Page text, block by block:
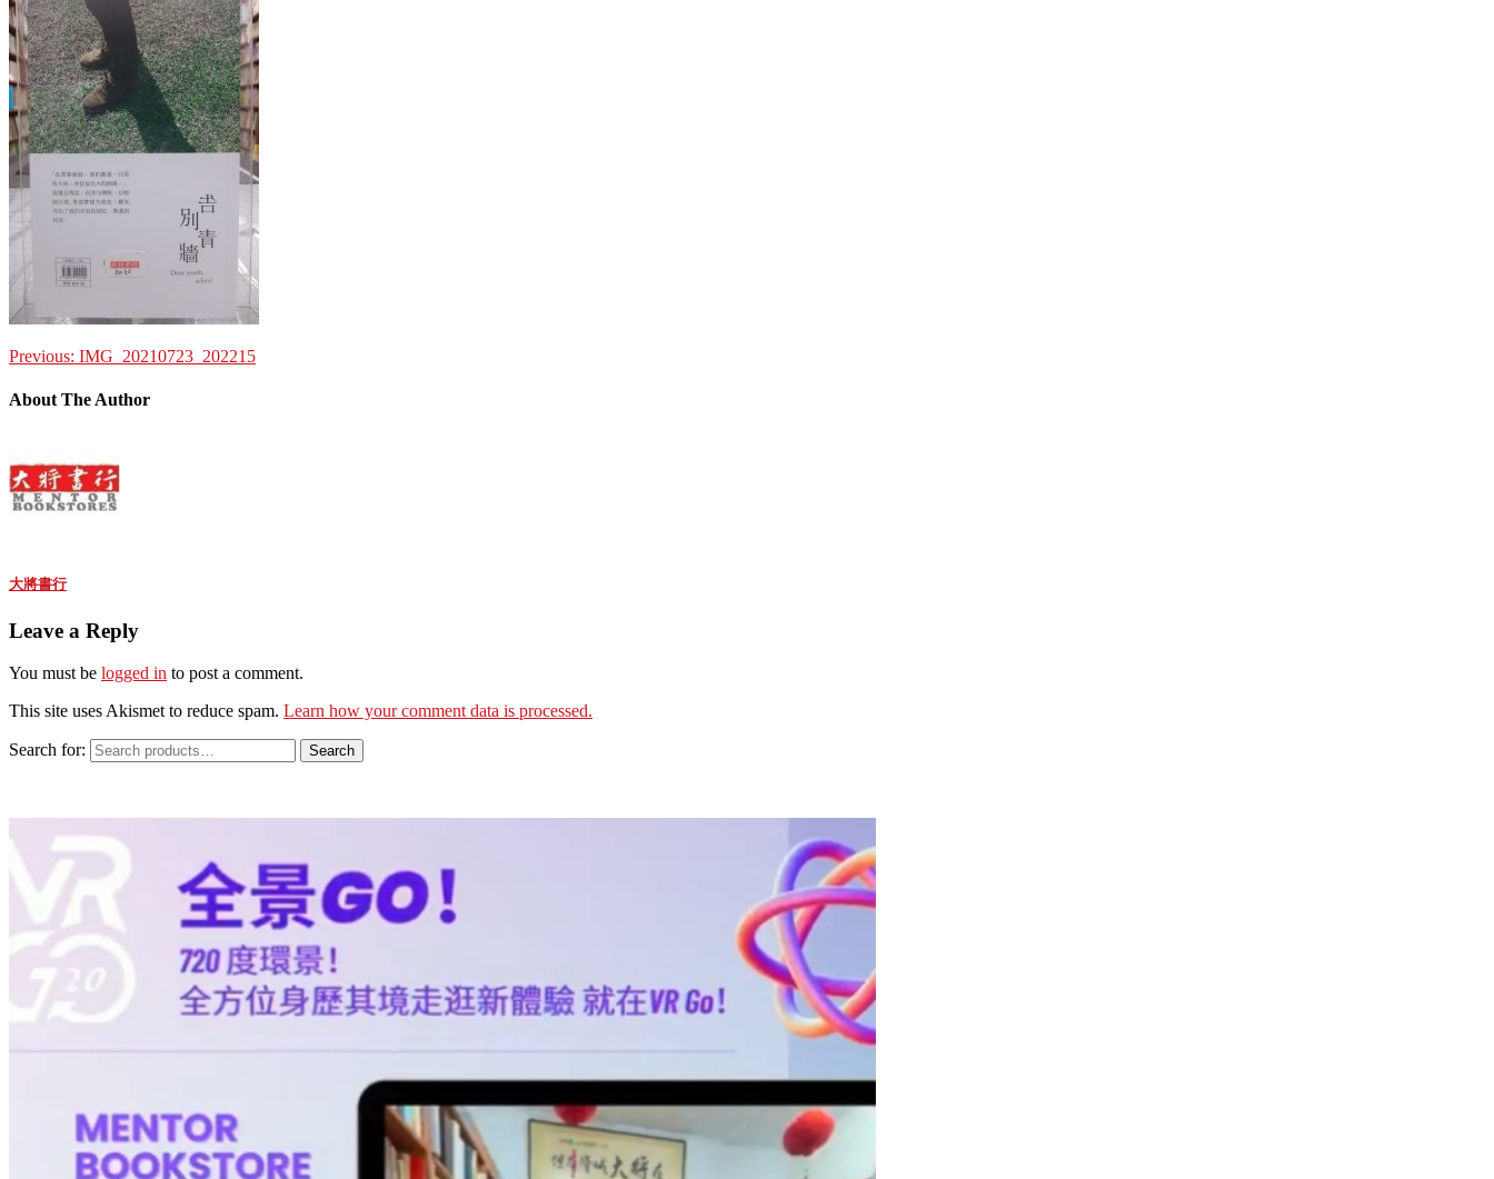
Previous: IMG_20210723_202215
About The Author
大將書行
Leave a Reply
You must be logged in to post a comment.
This site uses Akismet to reduce spam. Learn how your comment data is processed.
Search for: Search